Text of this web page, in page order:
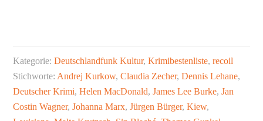
Kategorie:Deutschlandfunk Kultur,Krimibestenliste,recoil
Stichworte: Andrej Kurkow,Claudia Zecher,Dennis Lehane,
Deutscher Krimi,Helen MacDonald,James Lee Burke,Jan
Costin Wagner,Johanna Marx,Jürgen Bürger,Kiew,